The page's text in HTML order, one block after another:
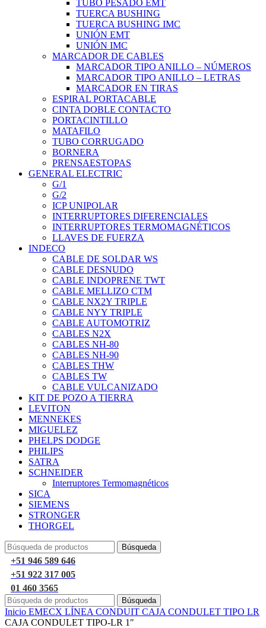
TUBO PESADO EMT
TUERCA BUSHING
TUERCA BUSHING IMC
UNIÓN EMT
UNIÓN IMC
MARCADOR DE CABLES
MARCADOR TIPO ANILLO – NÚMEROS
MARCADOR TIPO ANILLO – LETRAS
MARCADOR EN TIRAS
ESPIRAL PORTACABLE
CINTA DOBLE CONTACTO
PORTACINTILLO
MATAFILO
TUBO CORRUGADO
BORNERA
PRENSAESTOPAS
GENERAL ELECTRIC
G/1
G/2
ICP UNIPOLAR
INTERRUPTORES DIFERENCIALES
INTERRUPTORES TERMOMAGNÉTICOS
LLAVES DE FUERZA
INDECO
CABLE DE SOLDAR WS
CABLE DESNUDO
CABLE INDOPRENE TWT
CABLE MELLIZO CTM
CABLE NX2Y TRIPLE
CABLE NYY TRIPLE
CABLE AUTOMOTRIZ
CABLES N2X
CABLES NH-80
CABLES NH-90
CABLES THW
CABLES TW
CABLE VULCANIZADO
KIT DE POZO A TIERRA
LEVITON
MENNEKES
MIGUELEZ
PHELPS DODGE
PHILIPS
SATRA
SCHNEIDER
Interruptores Termomagnéticos
SICA
SIEMENS
STRONGER
THORGEL
Búsqueda
+51 946 589 646
+51 922 317 005
01 460 3565
Búsqueda
Inicio EMECX LÍNEA CONDUIT CAJA CONDULET TIPO LR
CAJA CONDULET TIPO-LR 1″